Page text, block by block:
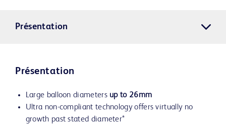
Présentation
Présentation
Large balloon diameters up to 26mm
Ultra non-compliant technology offers virtually no
growth past stated diameter*